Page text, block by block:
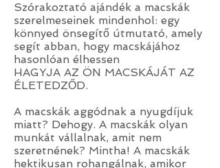
Szórakoztató ajándék a macskák
szerelmeseinek mindenhol: egy
könnyed önsegítő útmutató, amely
segít abban, hogy macskájához
hasonlóan élhessen
HAGYJA AZ ÖN MACSKÁJÁT AZ
ÉLETEDZŐD.
A macskák aggódnak a nyugdíjuk
miatt? Dehogy. A macskák olyan
munkát vállalnak, amit nem
szeretnének? Mintha! A macskák
hektikusan rohangálnak, amikor